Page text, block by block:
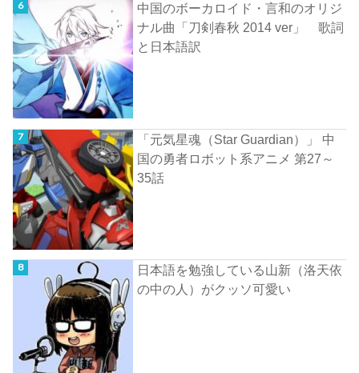
中国のボーカロイド・言和のオリジ
ナル曲「刀剣春秋 2014 ver」 歌詞
と日本語訳
「元気星魂（Star Guardian）」 中
国の勇者ロボット系アニメ 第27～
35話
日本語を勉強している山新（洛天依
の中の人）がクッソ可愛い